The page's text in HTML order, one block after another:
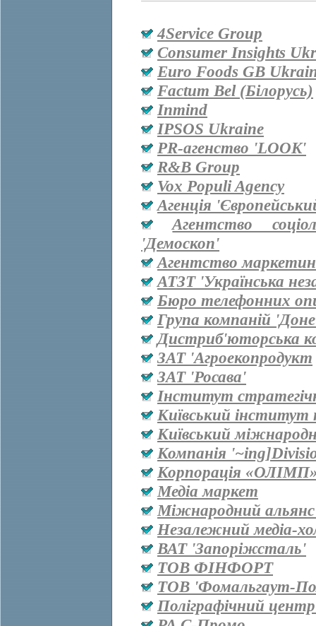
4Service Group
Consumer Insights
Euro Foods GB
Factum Bel (Білорусь)
Inmind
IPSOS Ukraine
PR-агенство 'LOOK'
R&B Group
Vox Populi Agency
Агенція
Агентство
'Демоскоп'
Агентство
АТЗТ 'Українська
Бюро телефонних
Група компаній
Дистриб'юторська
ЗАТ 'Агроекопродукт
ЗАТ 'Росава'
Інститут
Київський інститут
Київський
Компанія
Корпорація
Медіа маркет
Міжнародний
Незалежний медіа-
ВАТ 'Запоріжсталь'
ТОВ ФІНФОРТ
ТОВ 'Фомальгаут-
Поліграфічний